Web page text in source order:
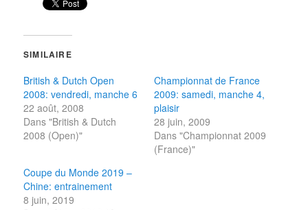
SIMILAIRE
British & Dutch Open
2008: vendredi, manche 6
22 août, 2008
Dans "British & Dutch
2008 (Open)"
Championnat de France
2009: samedi, manche 4,
plaisir
28 juin, 2009
Dans "Championnat 2009
(France)"
Coupe du Monde 2019 –
Chine: entrainement
8 juin, 2019